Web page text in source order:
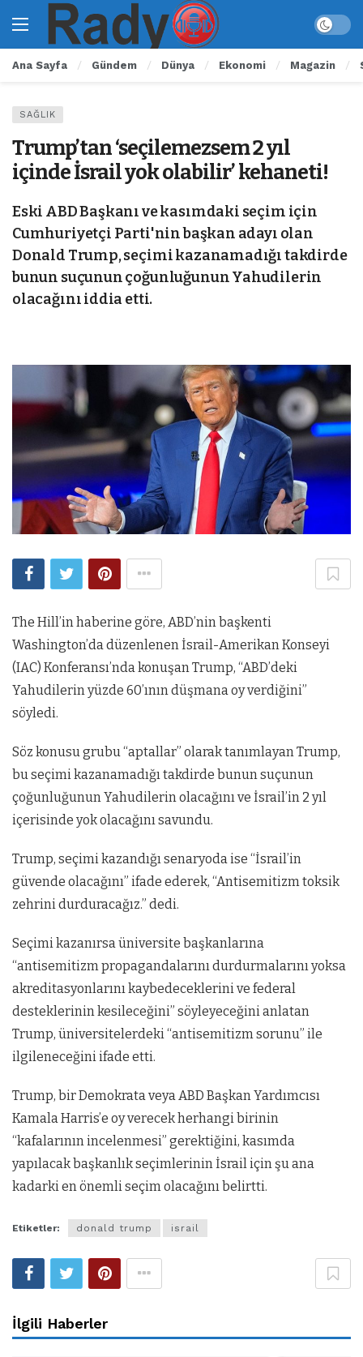
Ana Sayfa Gündem Dünya Ekonomi Magazin
SAĞLIK
Trump’tan ‘seçilemezsem 2 yıl
içinde İsrail yok olabilir’ kehaneti!
Eski ABD Başkanı ve kasımdaki seçim için
Cumhuriyetçi Parti'nin başkan adayı olan
Donald Trump, seçimi kazanamadığı takdirde
bunun suçunun çoğunluğunun Yahudilerin
olacağını iddia etti.
The Hill’in haberine göre, ABD’nin başkenti
Washington’da düzenlenen İsrail-Amerikan Konseyi
(IAC) Konferansı’nda konuşan Trump, “ABD’deki
Yahudilerin yüzde 60’ının düşmana oy verdiğini”
söyledi.
Söz konusu grubu “aptallar” olarak tanımlayan Trump,
bu seçimi kazanamadığı takdirde bunun suçunun
çoğunluğunun Yahudilerin olacağını ve İsrail’in 2 yıl
içerisinde yok olacağını savundu.
Trump, seçimi kazandığı senaryoda ise “İsrail’in
güvende olacağını” ifade ederek, “Antisemitizm toksik
zehrini durduracağız.” dedi.
Seçimi kazanırsa üniversite başkanlarına
“antisemitizm propagandalarını durdurmalarını yoksa
akreditasyonlarını kaybedeceklerini ve federal
desteklerinin kesileceğini” söyleyeceğini anlatan
Trump, üniversitelerdeki “antisemitizm sorunu” ile
ilgileneceğini ifade etti.
Trump, bir Demokrata veya ABD Başkan Yardımcısı
Kamala Harris’e oy verecek herhangi birinin
“kafalarının incelenmesi” gerektiğini, kasımda
yapılacak başkanlık seçimlerinin İsrail için şu ana
kadarki en önemli seçim olacağını belirtti.
Etiketler: donald trump israil
İlgili Haberler